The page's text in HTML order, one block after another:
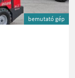
bemutató gép